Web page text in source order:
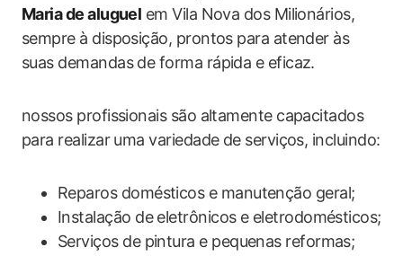
Maria de aluguel em Vila Nova dos Milionários,
sempre à disposição, prontos para atender às
suas demandas de forma rápida e eficaz.
nossos profissionais são altamente capacitados
para realizar uma variedade de serviços, incluindo:
Reparos domésticos e manutenção geral;
Instalação de eletrônicos e eletrodomésticos;
Serviços de pintura e pequenas reformas;